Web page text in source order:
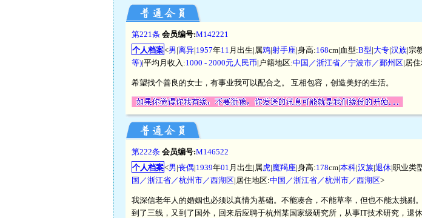
第221条 会员编号:M142221
个人档案<男|离异|1957年11 月出生|属鸡|射手座|身高:168cm|血型:B型|大专|汉族|宗
等)|平均月收入:1000 - 2000元人民币|户籍地区:中国／浙江省／宁波市／鄞州区|居
希望找个善良的女士，有事业我可以配合之。 互相包容，创造美好的生活。
第222条 会员编号:M146522
个人档案<男|丧偶|1939年01 月出生|属虎|魔羯座|身高:178cm|本科|汉族|退休|职业类
国／浙江省／杭州市／西湖区|居住地区:中国／浙江省／杭州市／西湖区>
我深信老年人的婚姻也必须以真情为基础。不能凑合，不能草率，但也不能太挑
到了三线，又到了国外，回来后应聘于杭州某国家级研究所，从事IT技术研究，退